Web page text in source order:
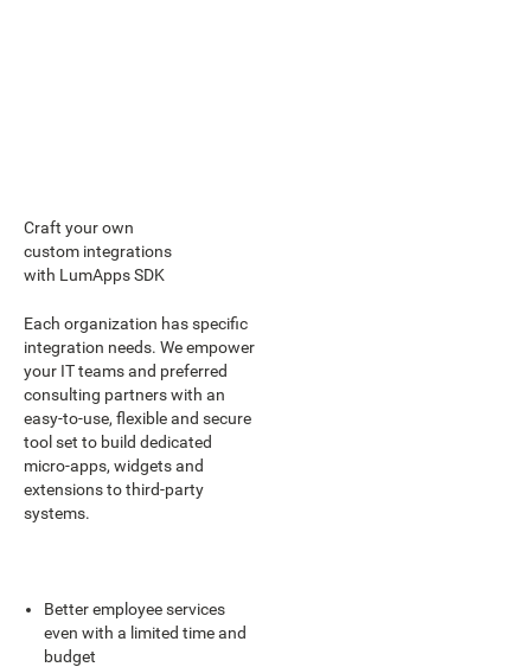
Craft your own
custom integrations
with LumApps SDK
Each organization has specific
integration needs. We empower
your IT teams and preferred
consulting partners with an
easy-to-use, flexible and secure
tool set to build dedicated
micro-apps, widgets and
extensions to third-party
systems.
Better employee services
even with a limited time and
budget